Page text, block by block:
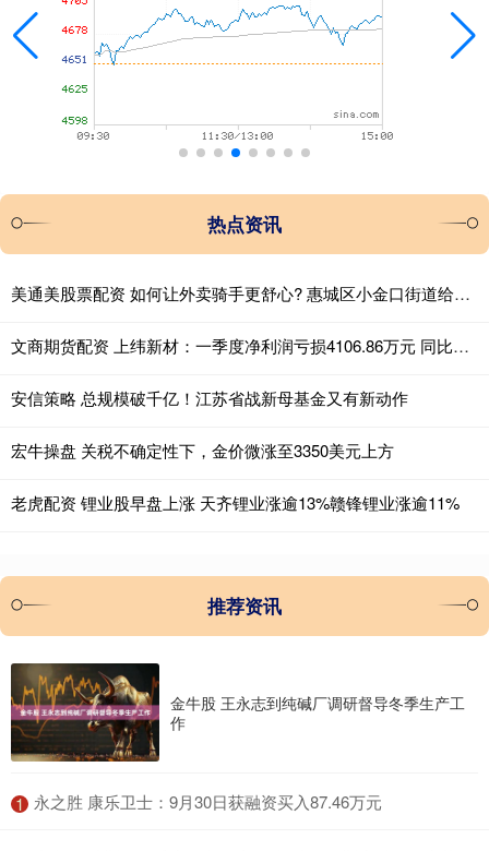
热点资讯
美通美股票配资 如何让外卖骑手更舒心? 惠城区小金口街道给出答案
文商期货配资 上纬新材：一季度净利润亏损4106.86万元 同比转亏
安信策略 总规模破千亿！江苏省战新母基金又有新动作
宏牛操盘 关税不确定性下，金价微涨至3350美元上方
老虎配资 锂业股早盘上涨 天齐锂业涨逾13%赣锋锂业涨逾11%
推荐资讯
金牛股 王永志到纯碱厂调研督导冬季生产工
作
1 ​永之胜 康乐卫士：9月30日获融资买入87.46万元